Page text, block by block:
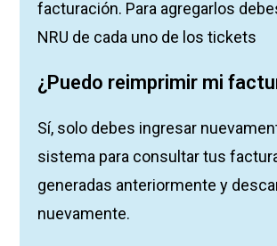
facturación. Para agregarlos
NRU de cada uno de los tickets
¿Puedo reimprimir mi
Sí, solo debes ingresar
sistema para consultar tus
generadas anteriormente y
nuevamente.